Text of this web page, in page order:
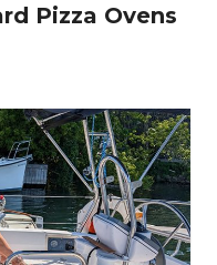
Pizza Ovens